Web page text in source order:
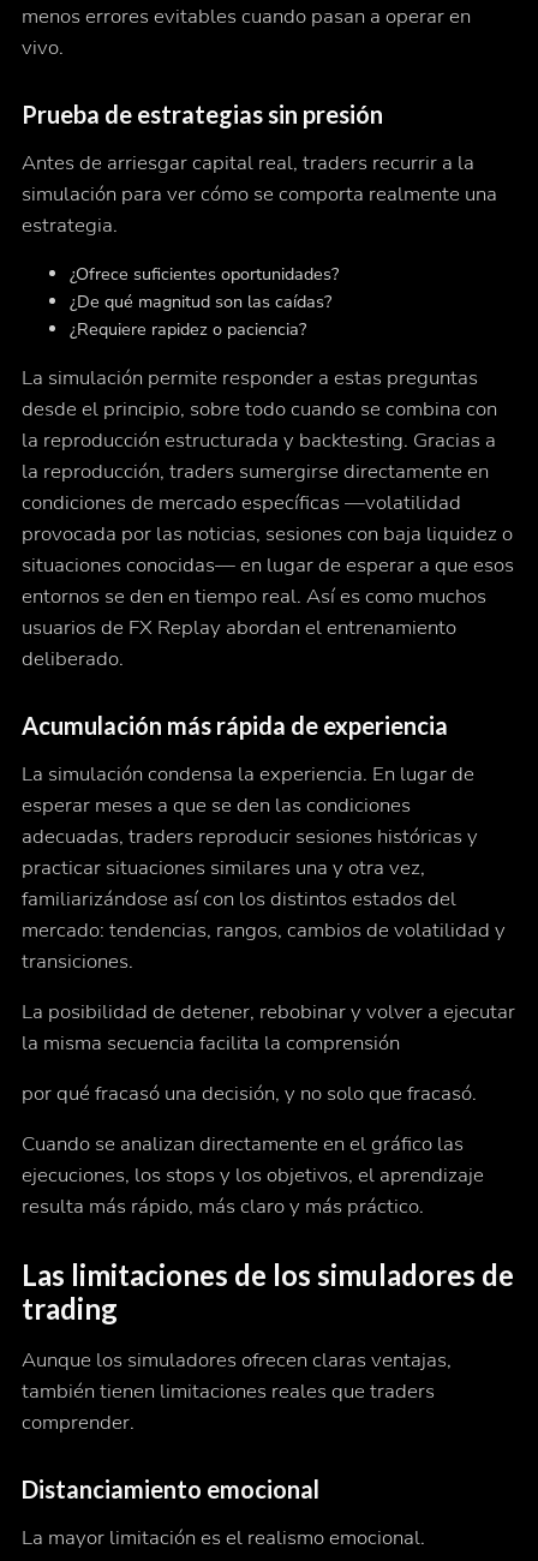
menos errores evitables cuando pasan a operar en
vivo.
Prueba de estrategias sin presión
Antes de arriesgar capital real, traders recurrir a la
simulación para ver cómo se comporta realmente una
estrategia.
¿Ofrece suficientes oportunidades?
¿De qué magnitud son las caídas?
¿Requiere rapidez o paciencia?
La simulación permite responder a estas preguntas
desde el principio, sobre todo cuando se combina con
la reproducción estructurada y backtesting. Gracias a
la reproducción, traders sumergirse directamente en
condiciones de mercado específicas —volatilidad
provocada por las noticias, sesiones con baja liquidez o
situaciones conocidas— en lugar de esperar a que esos
entornos se den en tiempo real. Así es como muchos
usuarios de FX Replay abordan el entrenamiento
deliberado.
Acumulación más rápida de experiencia
La simulación condensa la experiencia. En lugar de
esperar meses a que se den las condiciones
adecuadas, traders reproducir sesiones históricas y
practicar situaciones similares una y otra vez,
familiarizándose así con los distintos estados del
mercado: tendencias, rangos, cambios de volatilidad y
transiciones.
La posibilidad de detener, rebobinar y volver a ejecutar
la misma secuencia facilita la comprensión
por qué fracasó una decisión, y no soloque fracasó.
Cuando se analizan directamente en el gráfico las
ejecuciones, los stops y los objetivos, el aprendizaje
resulta más rápido, más claro y más práctico.
Las limitaciones de los simuladores de
trading
Aunque los simuladores ofrecen claras ventajas,
también tienen limitaciones reales que traders
comprender.
Distanciamiento emocional
La mayor limitación es el realismo emocional.